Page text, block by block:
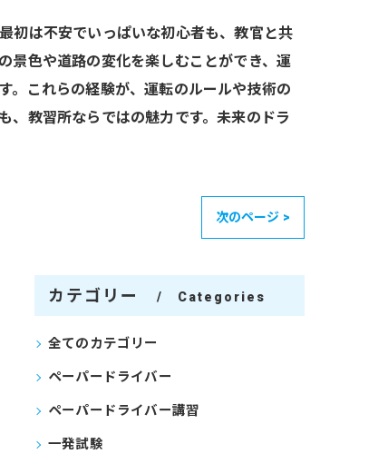
初は不安でいっぱいな初心者も、教官と共
景色や道路の変化を楽しむことができ、運
。これらの経験が、運転のルールや技術の
、教習所ならではの魅力です。未来のドラ
次のページ >
カテゴリー Categories
全てのカテゴリー
ペーパードライバー
ペーパードライバー講習
一発試験